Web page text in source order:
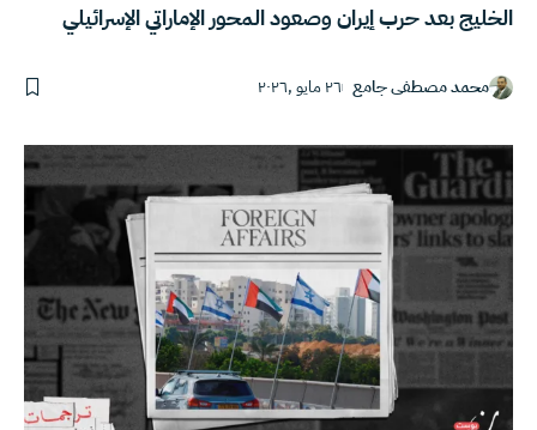
الخليج بعد حرب إيران وصعود المحور الإماراتي الإسرائيلي
محمد مصطفى جامع ٢٦ مايو ,٢٠٢٦